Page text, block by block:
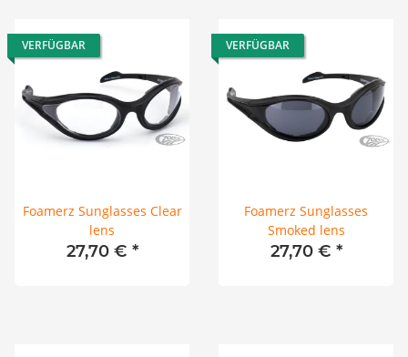
VERFÜGBAR
Foamerz Sunglasses Clear
lens
27,70 € *
VERFÜGBAR
Foamerz Sunglasses
Smoked lens
27,70 € *